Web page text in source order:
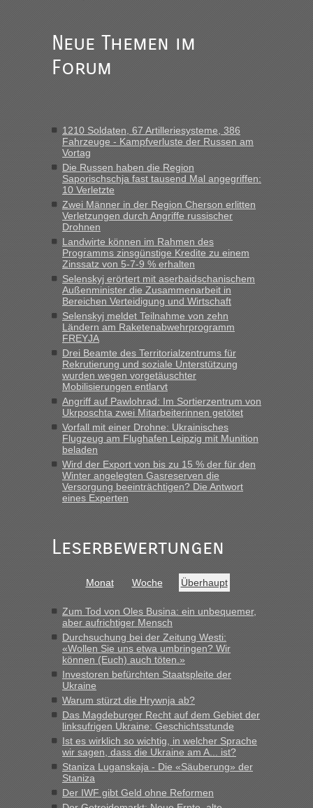
fast 11 Milliarden aufgedeckt
„Am besten wäre natürlich, wenn die Frau mit dabei ist.
Alleinreisende Männer stehen schließlich immer unter
Milliarden aufgedeckt
„Kein Zoll. Du musst an sich nur sagen dass das privat ist
und du nicht damit handeln willst. So lange das nicht
Originalverpackt ist und ersichlich das nicht neu sollte es
keine Probleme geben“
Recht, Visa und Dokumente • Deklaration
gebrauchter Kleidung beim Zoll
„Hallo Leute, ich weiß nicht, ob ich hier richtig bin mit meiner
Anfrage. Ich möchte 4 Umzugskartons mit gebrauchter
Straßen Kleidung bei der Einreise in die Ukraine
mitnehmen. Es ist gebrauchte Kleidung...“
Berichte und Reisetipps • Re: An welchem
Grenzübergang zwischen Polen und der Ukraine geht es am
schnellsten?
„Wir sind mit unserem Wohnmobil, wie geplant am Montag
15.6. in Krakovets rüber. Sehr zeitig los gegen 5 Uhr in der
Früh. Mit sehr sehr wenig Verkehr, super bis zur Grenze. Nur
8 PKW vor der Schranke....“
Berichte und Reisetipps • Re: An welchem
Grenzübergang zwischen Polen und der Ukraine geht es am
schnellsten?
„Gestern 6 Stunden warten vor der Grenze Richtung Polen
in Krakowez mit dem Kleinbus. Abfertigung ging dann
Bernd D-UA
Grenzübergang zwischen Polen und der Ukraine geht es am
„Bin am Montag 15.6.26 um 8 Uhr in Urgyniw ausgereist,
vor mir, bin sonst der Erste oder Zweite, egal, nach ca 20
Minuten wurde dann die nächste Welle...“
Berichte und Reisetipps • Re: An welchem
Grenzübergang zwischen Polen und der Ukraine geht es am
schnellsten?
„Derzeit, ist es überall sehr voll an den Grenzen Ukraine/
Polen. Zb. Krakovets 100 PKW ca. 10 h Wartezeit. Wollen
Montag rüber, versuchen es sehr früh.“
Neue Themen im
Forum
1210 Soldaten, 67 Artilleriesysteme, 386
Fahrzeuge - Kampfverluste der Russen am
Vortag
Die Russen haben die Region
Saporischschja fast tausend Mal angegriffen:
10 Verletzte
Zwei Männer in der Region Cherson erlitten
Verletzungen durch Angriffe russischer
Drohnen
Landwirte können im Rahmen des
Programms zinsgünstige Kredite zu einem
Zinssatz von 5-7-9 % erhalten
Selenskyj erörtert mit aserbaidschanischem
Außenminister die Zusammenarbeit in
Bereichen Verteidigung und Wirtschaft
Selenskyj meldet Teilnahme von zehn
Ländern am Raketenabwehrprogramm
FREYJA
Drei Beamte des Territorialzentrums für
Rekrutierung und soziale Unterstützung
wurden wegen vorgetäuschter
Mobilisierungen entlarvt
Angriff auf Pawlohrad: Im Sortierzentrum von
Ukrposchta zwei Mitarbeiterinnen getötet
Vorfall mit einer Drohne: Ukrainisches
Flugzeug am Flughafen Leipzig mit Munition
beladen
Wird der Export von bis zu 15 % der für den
Winter angelegten Gasreserven die
Versorgung beeinträchtigen? Die Antwort
eines Experten
Leserbewertungen
Monat Woche Überhaupt
Zum Tod von Oles Busina: ein unbequemer,
aber aufrichtiger Mensch
Durchsuchung bei der Zeitung Westi:
«Wollen Sie uns etwa umbringen? Wir
können (Euch) auch töten.»
Investoren befürchten Staatspleite der
Ukraine
Warum stürzt die Hrywnja ab?
Das Magdeburger Recht auf dem Gebiet der
linksufrigen Ukraine: Geschichtsstunde
Ist es wirklich so wichtig, in welcher Sprache
wir sagen, dass die Ukraine am A... ist?
Staniza Luganskaja - Die «Säuberung» der
Staniza
Der IWF gibt Geld ohne Reformen